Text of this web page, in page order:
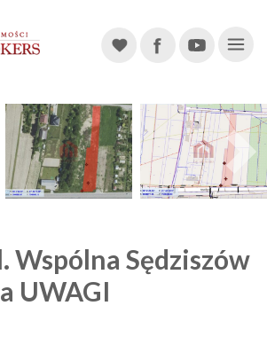
Wspólna Sędziszów
UWAGI